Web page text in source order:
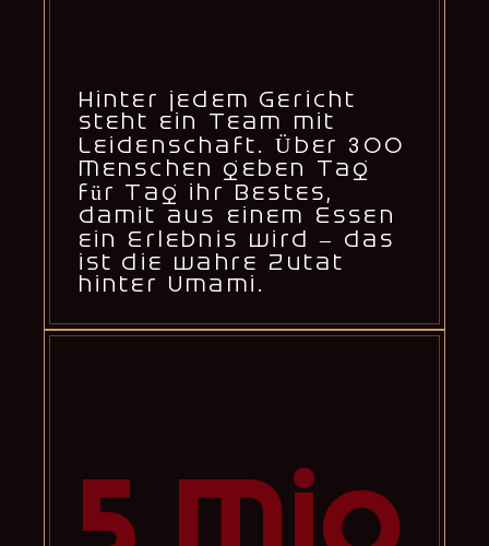
Hinter jedem Gericht
steht ein Team mit
Leidenschaft. Über 300
Menschen geben Tag
für Tag ihr Bestes,
damit aus einem Essen
ein Erlebnis wird – das
ist die wahre Zutat
hinter Umami.